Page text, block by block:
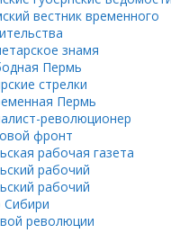
вестник временного
знамя
Пермь
стрелки
Пермь
революционер
фронт
рабочая газета
рабочий
рабочий
Сибири
революции